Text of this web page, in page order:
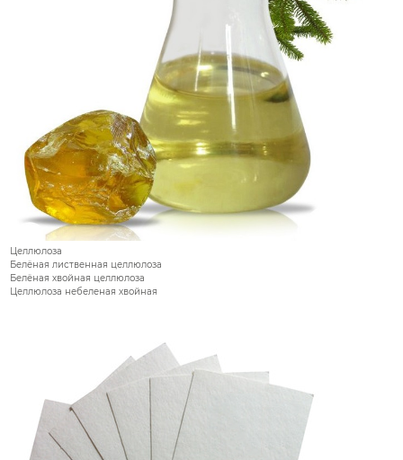
Целлюлоза
Белёная лиственная целлюлоза
Белёная хвойная целлюлоза
Целлюлоза небеленая хвойная